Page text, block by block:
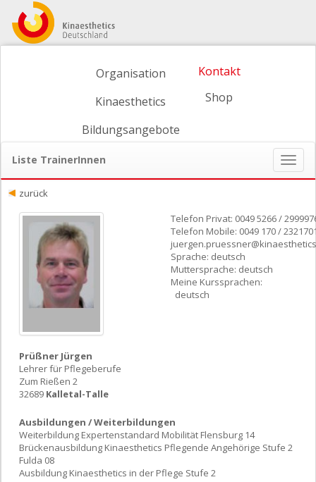
Organisation
Kinaesthetics
Bildungsangebote
Kontakt
Shop
Liste TrainerInnen
ein-/
zurück
Prüßner Jürgen
Lehrer für Pflegeberufe
Zum Rießen 2
32689 Kalletal-Talle
Telefon Privat: 0049 5266 /
Telefon Mobile: 0049 170 /
Sprache: deutsch
Muttersprache: deutsch
Meine Kurssprachen:
deutsch
Ausbildungen / Weiterbildungen
Weiterbildung Expertenstandard Mobilität Flensburg 14
Brückenausbildung Kinaesthetics Pflegende Angehörige Stufe 2
Fulda 08
Ausbildung Kinaesthetics in der Pflege Stufe 2